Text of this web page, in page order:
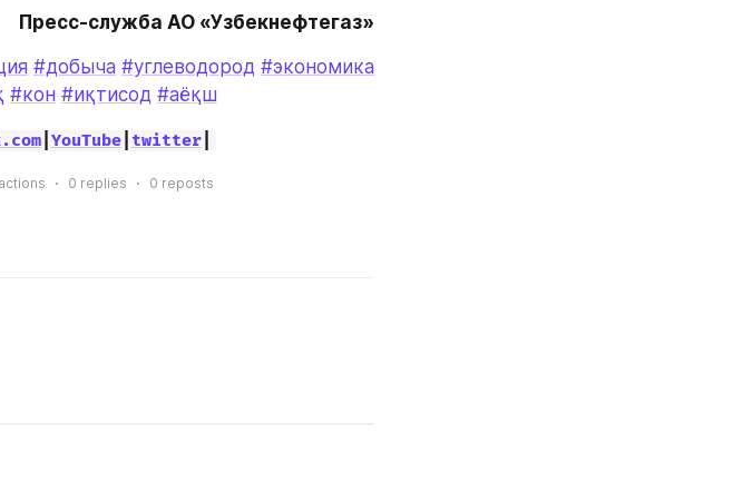
Пресс-служба АО «Узбекнефтегаз»
#добыча #углеводород #экономика
#кон #иқтисод #аёқш
| YouTube| twitter|
0 replies 0 reposts